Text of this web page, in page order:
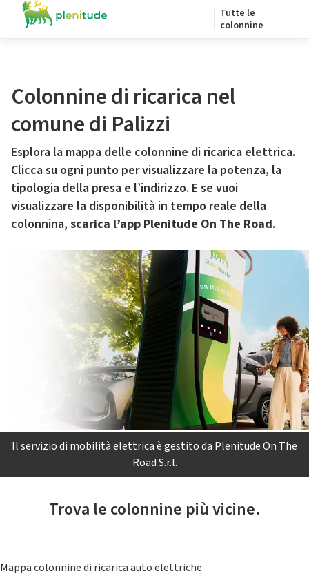
Tutte le
colonnine
Colonnine di ricarica nel
comune di Palizzi
Esplora la mappa delle colonnine di ricarica elettrica.
Clicca su ogni punto per visualizzare la potenza, la
tipologia della presa e l’indirizzo. E se vuoi
visualizzare la disponibilità in tempo reale della
colonnina, scarica l’app Plenitude On The Road.
Il servizio di mobilità elettrica è gestito da Plenitude On The
Road S.r.l.
Trova le colonnine più vicine.
Mappa colonnine di ricarica auto elettriche